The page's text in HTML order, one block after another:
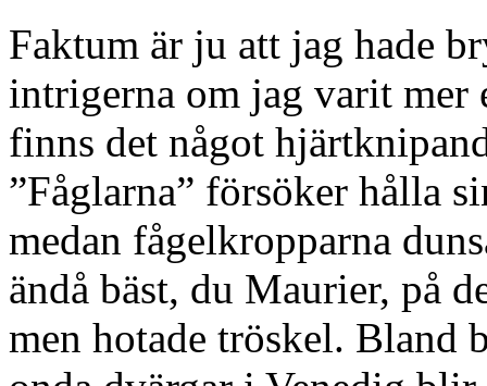
Faktum är ju att jag hade
intrigerna om jag varit mer
finns det något
”Fåglarna” försöker hålla
medan fågelkropparna
ändå bäst, du Maurier, på
men hotade tröskel. Bland